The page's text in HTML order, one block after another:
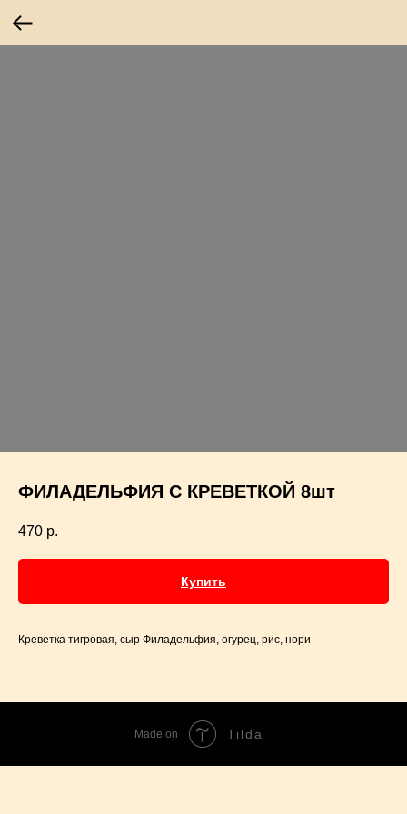
ФИЛАДЕЛЬФИЯ С КРЕВЕТКОЙ 8шт
470 р.
Купить
Креветка тигровая, сыр Филадельфия, огурец, рис, нори
Made on Tilda